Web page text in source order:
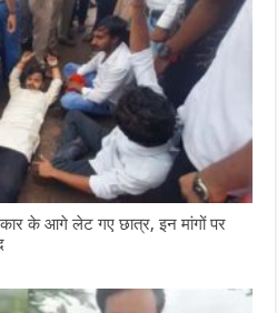
के आगे लेट गए छात्र, इन मांगों पर